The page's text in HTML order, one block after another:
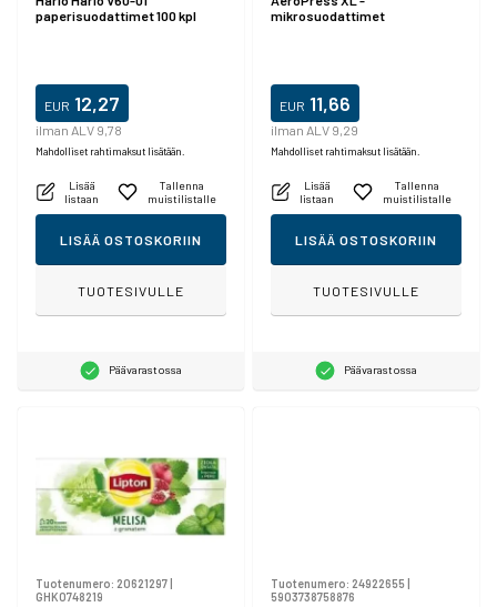
paperisuodattimet 100 kpl
EUR 12,27
ilman ALV 9,78
Mahdolliset rahtimaksut lisätään.
Lisää
listaan
Tallenna
muistilistalle
LISÄÄ OSTOSKORIIN
TUOTESIVULLE
Päävarastossa
mikrosuodattimet
EUR 11,66
ilman ALV 9,29
Mahdolliset rahtimaksut lisätään.
Lisää
listaan
Tallenna
muistilistalle
LISÄÄ OSTOSKORIIN
TUOTESIVULLE
Päävarastossa
Tuotenumero: 20621297
GHK0748219
Tuotenumero: 24922655
5903738758876